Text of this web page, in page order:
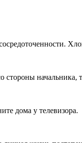
начальника,
дома у телевизора.